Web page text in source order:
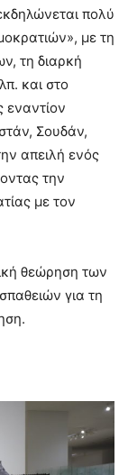
πολύ
με τη
τη διαρκή
και στο
εναντίον
Σουδάν,
απειλή ενός
την
με τον
θεώρηση των
για τη